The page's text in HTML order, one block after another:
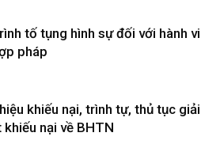
tố tụng hình sự đối với hành vi
pháp
khiếu nại, trình tự, thủ tục giải
khiếu nại về BHTN